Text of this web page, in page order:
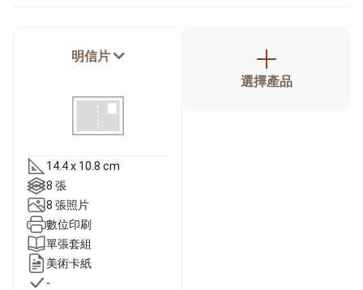
明信片
14.4 x 10.8 cm
8 張
8 張照片
數位印刷
單張套組
美術卡紙
-
選擇產品